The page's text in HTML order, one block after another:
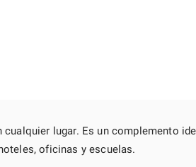
lugar. Es un complemento
oficinas y escuelas.